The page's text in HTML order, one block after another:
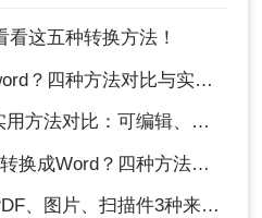
等待转换完成。
这五种转换方法！
法对比与实操指南（附详细表格）
：可编辑、保格式、避风险！
种方法对比与实操指南（附详细表格）!
、扫描件3种来源分别怎么处理！